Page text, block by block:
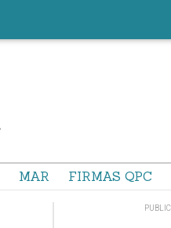
MAR FIRMAS QPC